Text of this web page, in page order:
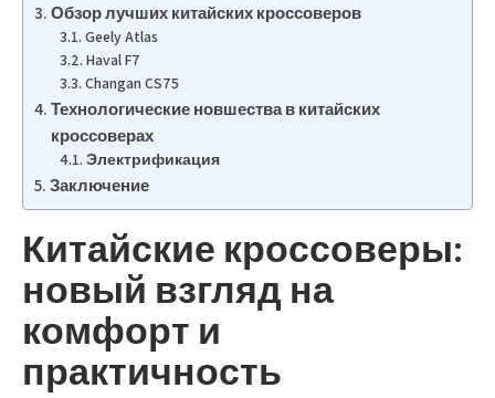
Обзор лучших китайских кроссоверов
Geely Atlas
Haval F7
Changan CS75
Технологические новшества в китайских
кроссоверах
Электрификация
Заключение
Китайские кроссоверы:
новый взгляд на
комфорт и
практичность